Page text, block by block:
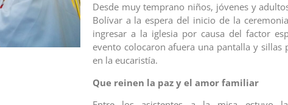
Desde muy temprano niños, jóvenes y
Bolívar a la espera del inicio de la
ingresar a la iglesia por causa del factor
evento colocaron afuera una pantalla y sillas
en la eucaristía.
Que reinen la paz y el amor familiar